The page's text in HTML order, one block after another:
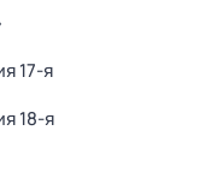
17-я
18-я